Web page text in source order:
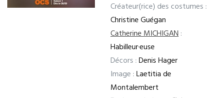
Créateur(rice) des costumes :
Christine Guégan
Catherine MICHIGAN:
Habilleur·euse
Décors :Denis Hager
Image :Laetitia de
Montalembert